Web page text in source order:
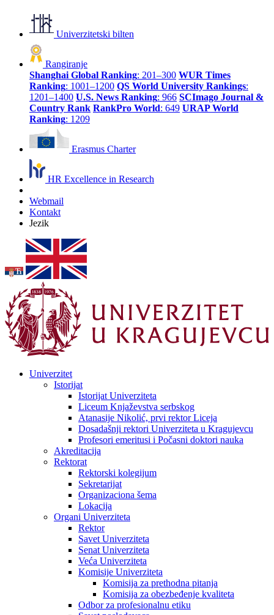
Univerzitetski bilten
Rangiranje
Shanghai Global Ranking: 201–300 WUR Times
Ranking: 1001–1200 QS World University Rankings:
1201–1400 U.S. News Ranking: 966 SCImago Journal &
Country Rank RankPro World: 649 URAP World
Ranking: 1209
Erasmus Charter
HR Excellence in Research
Webmail
Kontakt
Jezik
Univerzitet
Istorijat
Istorijat Univerziteta
Liceum Knjaževstva serbskog
Atanasije Nikolić, prvi rektor Liceja
Dosadašnji rektori Univerziteta u Kragujevcu
Profesori emeritusi i Počasni doktori nauka
Akreditacija
Rektorat
Rektorski kolegijum
Sekretarijat
Organizaciona šema
Lokacija
Organi Univerziteta
Rektor
Savet Univerziteta
Senat Univerziteta
Veća Univerziteta
Komisije Univerziteta
Komisija za prethodna pitanja
Komisija za obezbeđenje kvaliteta
Odbor za profesionalnu etiku